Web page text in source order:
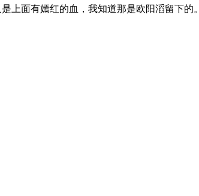
上面有嫣红的血，我知道那是欧阳滔留下的。